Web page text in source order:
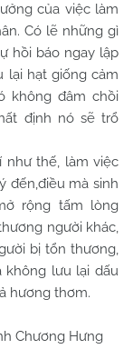
của việc làm
Có lẽ những gì
hồi báo ngay lập
lại hạt giống cảm
không đâm chồi
định nó sẽ trổ
thế, làm việc
đến,điều mà sinh
rộng tấm lòng
người khác,
bị tổn thương,
lưu lại dấu
hương thơm.
Hưng